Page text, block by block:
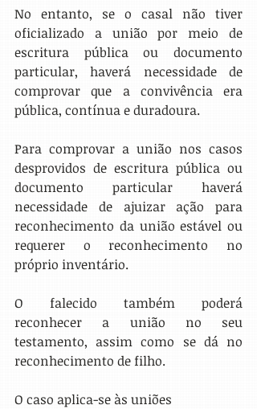
No entanto, se o casal não tiver
oficializado a união por meio de
escritura pública ou documento
particular, haverá necessidade de
comprovar que a convivência era
pública, contínua e duradoura.
Para comprovar a união nos casos
desprovidos de escritura pública ou
documento particular haverá
necessidade de ajuizar ação para
reconhecimento da união estável ou
requerer o reconhecimento no
próprio inventário.
O falecido também poderá
reconhecer a união no seu
testamento, assim como se dá no
reconhecimento de filho.
O caso aplica-se às uniões